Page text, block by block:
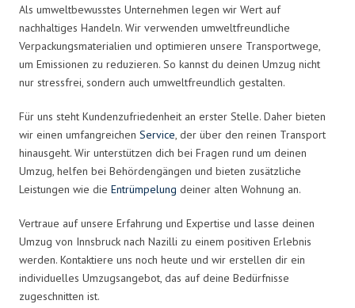
Als umweltbewusstes Unternehmen legen wir Wert auf
nachhaltiges Handeln. Wir verwenden umweltfreundliche
Verpackungsmaterialien und optimieren unsere Transportwege,
um Emissionen zu reduzieren. So kannst du deinen Umzug nicht
nur stressfrei, sondern auch umweltfreundlich gestalten.
Für uns steht Kundenzufriedenheit an erster Stelle. Daher bieten
wir einen umfangreichen Service, der über den reinen Transport
hinausgeht. Wir unterstützen dich bei Fragen rund um deinen
Umzug, helfen bei Behördengängen und bieten zusätzliche
Leistungen wie die Entrümpelung deiner alten Wohnung an.
Vertraue auf unsere Erfahrung und Expertise und lasse deinen
Umzug von Innsbruck nach Nazilli zu einem positiven Erlebnis
werden. Kontaktiere uns noch heute und wir erstellen dir ein
individuelles Umzugsangebot, das auf deine Bedürfnisse
zugeschnitten ist.